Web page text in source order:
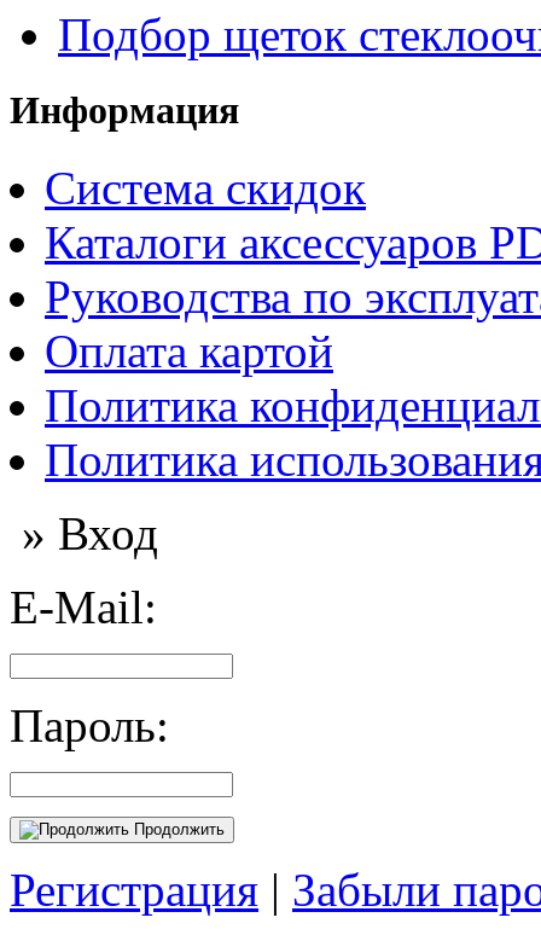
Подбор щеток
Информация
Система скидок
Каталоги аксессуаров
Руководства по
Оплата картой
Политика
Политика
» Вход
E-Mail:
Пароль:
Продолжить
Регистрация | Забыли